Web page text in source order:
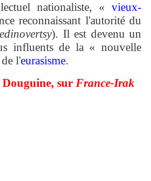
nationaliste, « vieux-
reconnaissant l'autorité du
edinovertsy). Il est devenu un
influents de la « nouvelle
de l'eurasisme.
sur France-Irak